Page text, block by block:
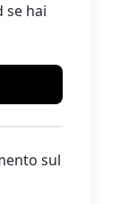
se hai
sul